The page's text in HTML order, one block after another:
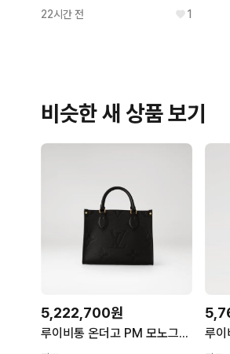
22시간 전 1
비슷한 새 상품 보기
5,222,700원
루이비통 온더고 PM 모노그램 앙프렝뜨 토트백 블랙 M45653 온더고PM 65041907